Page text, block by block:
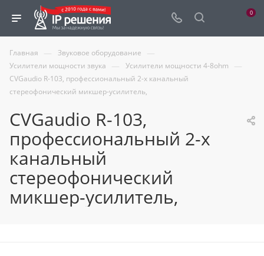
0
Главная — Звуковое оборудование —
Усилители мощности звука — Усилители мощности 4-8ohm —
CVGaudio R-103, профессиональный 2-х канальный
стереофонический микшер-усилитель,
CVGaudio R-103,
профессиональный 2-х
канальный
стереофонический
микшер-усилитель,